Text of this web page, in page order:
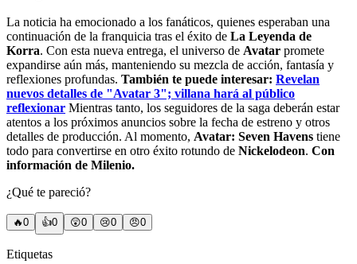
La noticia ha emocionado a los fanáticos, quienes esperaban una
continuación de la franquicia tras el éxito de La Leyenda de
Korra. Con esta nueva entrega, el universo de Avatar promete
expandirse aún más, manteniendo su mezcla de acción, fantasía y
reflexiones profundas. También te puede interesar: Revelan
nuevos detalles de "Avatar 3"; villana hará al público
reflexionar Mientras tanto, los seguidores de la saga deberán estar
atentos a los próximos anuncios sobre la fecha de estreno y otros
detalles de producción. Al momento, Avatar: Seven Havens tiene
todo para convertirse en otro éxito rotundo de Nickelodeon. Con
información de Milenio.
¿Qué te pareció?
🔥0 👍0 😲0 😢0 😠0
Etiquetas